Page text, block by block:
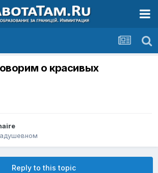
о красивых
Reply to this topic